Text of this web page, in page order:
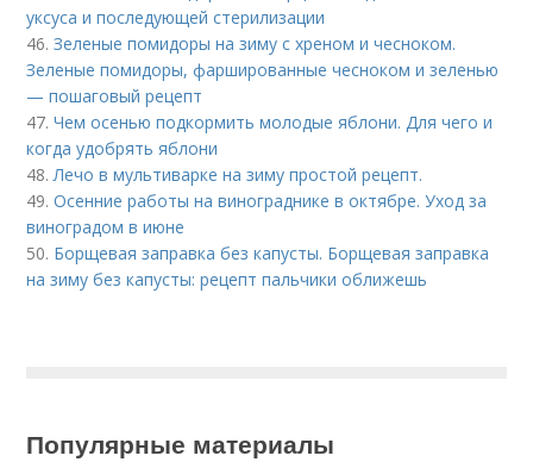
уксуса и последующей стерилизации
46.Зеленые помидоры на зиму с хреном и чесноком.
Зеленые помидоры, фаршированные чесноком и зеленью
— пошаговый рецепт
47.Чем осенью подкормить молодые яблони. Для чего и
когда удобрять яблони
48.Лечо в мультиварке на зиму простой рецепт.
49.Осенние работы на винограднике в октябре. Уход за
виноградом в июне
50. Борщевая заправка без капусты. Борщевая заправка
на зиму без капусты: рецепт пальчики оближешь
Популярные материалы